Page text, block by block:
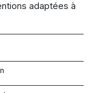
adaptées à